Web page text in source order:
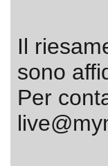
Il
sono
Per